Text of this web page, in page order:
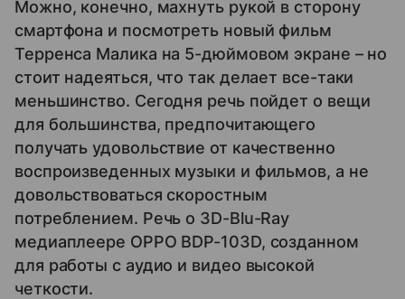
Можно, конечно, махнуть рукой в сторону
смартфона и посмотреть новый фильм
Терренса Малика на 5-дюймовом экране – но
стоит надеяться, что так делает все-таки
меньшинство. Сегодня речь пойдет о вещи
для большинства, предпочитающего
получать удовольствие от качественно
воспроизведенных музыки и фильмов, а не
довольствоваться скоростным
потреблением. Речь о 3D-Blu-Ray
медиаплеере OPPO BDP-103D, созданном
для работы с аудио и видео высокой
четкости.